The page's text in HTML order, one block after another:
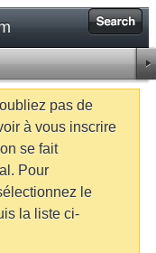
pas de
à vous inscrire
se fait
Pour
le
la liste ci-